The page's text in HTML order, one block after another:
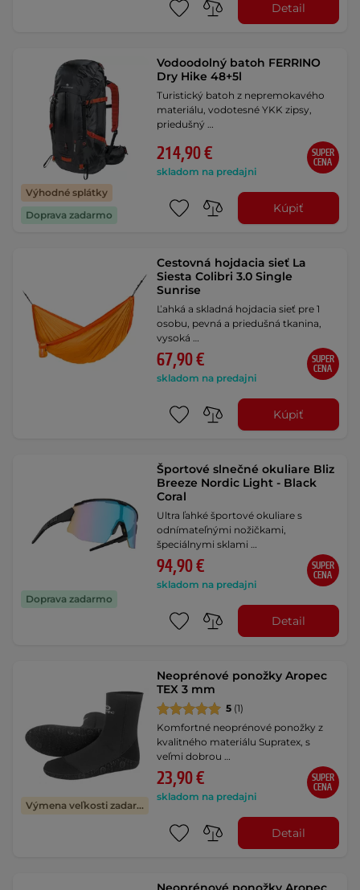
Detail
Výhodné splátky
Doprava zadarmo
Vodoodolný batoh FERRINO
Dry Hike 48+5l
Turistický batoh z nepremokavého
materiálu, vodotesné YKK zipsy,
priedušný …
214,90 €
skladom na predajni
SUPER
CENA
Kúpiť
Cestovná hojdacia sieť La
Siesta Colibri 3.0 Single
Sunrise
Ľahká a skladná hojdacia sieť pre 1
osobu, pevná a priedušná tkanina,
vysoká …
67,90 €
skladom na predajni
SUPER
CENA
Kúpiť
Doprava zadarmo
Športové slnečné okuliare Bliz
Breeze Nordic Light - Black
Coral
Ultra ľahké športové okuliare s
odnímateľnými nožičkami,
špeciálnymi sklami …
94,90 €
skladom na predajni
SUPER
CENA
Detail
Výmena veľkosti zadarmo
Neoprénové ponožky Aropec
TEX 3 mm
5 (1)
Komfortné neoprénové ponožky z
kvalitného materiálu Supratex, s
veľmi dobrou …
23,90 €
skladom na predajni
SUPER
CENA
Detail